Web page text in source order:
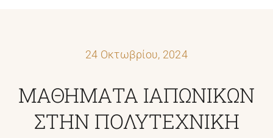
ΣΠΟΥΔΕΣ
24 Οκτωβρίου, 2024
ΜΑΘΗΜΑΤΑ ΙΑΠΩΝΙΚΩΝ
ΣΤΗΝ ΠΟΛΥΤΕΧΝΙΚΗ